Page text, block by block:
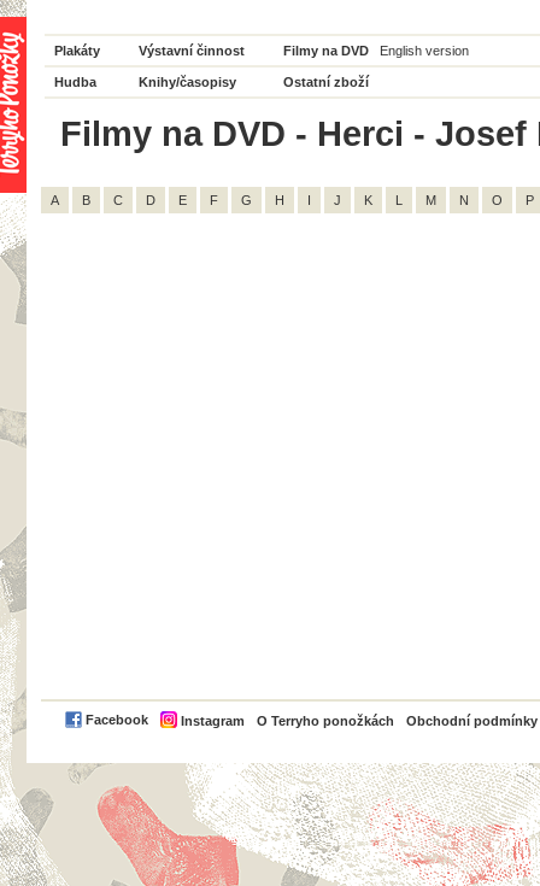
Plakáty Výstavní činnost Filmy na DVD English version
Hudba Knihy/časopisy Ostatní zboží
Filmy na DVD - Herci -
A B C D E F G H I J K L M N O P
Facebook Instagram O Terryho ponožkách Obchodní podmínky
PayPal